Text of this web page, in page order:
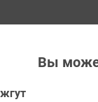
Вы
жгут